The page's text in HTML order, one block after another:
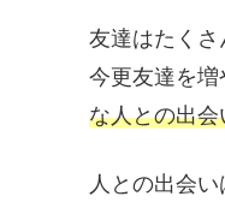
友達はたく
今更友達を増
な人との出
人との出会